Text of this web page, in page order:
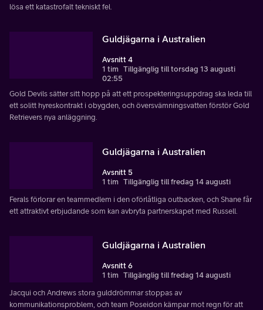
lösa ett katastrofalt tekniskt fel.
Guldjägarna i Australien
Avsnitt 4
1 tim Tillgänglig till torsdag 13 augusti
02:55
Gold Devils sätter sitt hopp på att ett prospekteringsuppdrag ska leda till
ett solitt hyreskontrakt i obygden, och översvämningsvatten förstör Gold
Retrievers nya anläggning.
Guldjägarna i Australien
Avsnitt 5
1 tim Tillgänglig till fredag 14 augusti
Ferals förlorar en teammedlem i den oförlåtliga outbacken, och Shane får
ett attraktivt erbjudande som kan avbryta partnerskapet med Russell.
Guldjägarna i Australien
Avsnitt 6
1 tim Tillgänglig till fredag 14 augusti
Jacqui och Andrews stora gulddrömmar stoppas av
kommunikationsproblem, och team Poseidon kämpar mot regn för att